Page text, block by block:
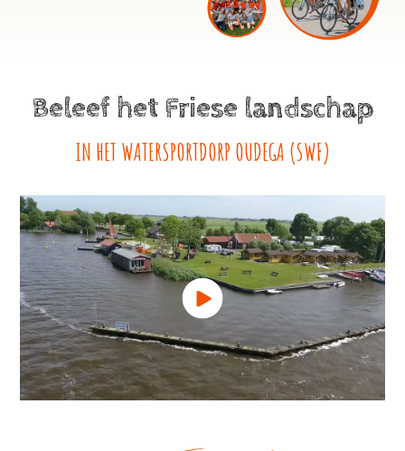
Beleef het Friese landschap
IN HET WATERSPORTDORP OUDEGA (SWF)